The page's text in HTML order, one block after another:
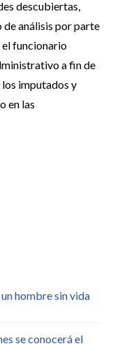
descubiertas,
análisis por parte
el funcionario
a fin de
imputados y
en las
hombre sin vida
se conocerá el